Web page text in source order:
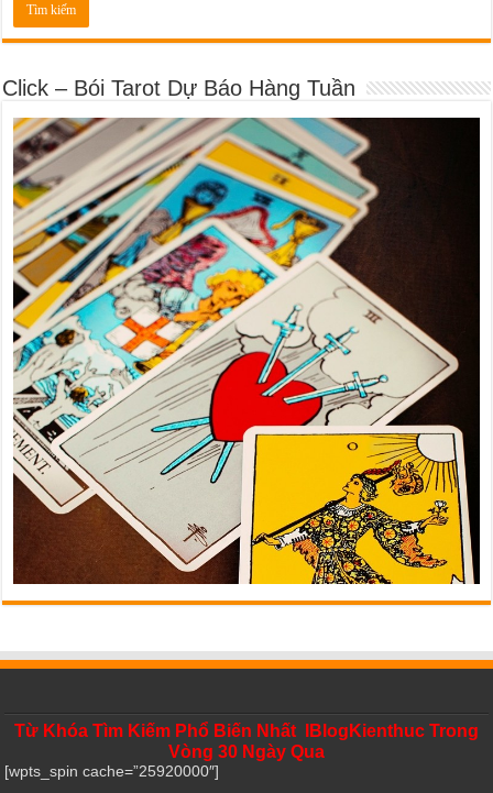
Click – Bói Tarot Dự Báo Hàng Tuần
Từ Khóa Tìm Kiếm Phổ Biến Nhất IBlogKienthuc Trong
Vòng 30 Ngày Qua
[wpts_spin cache=”25920000″]